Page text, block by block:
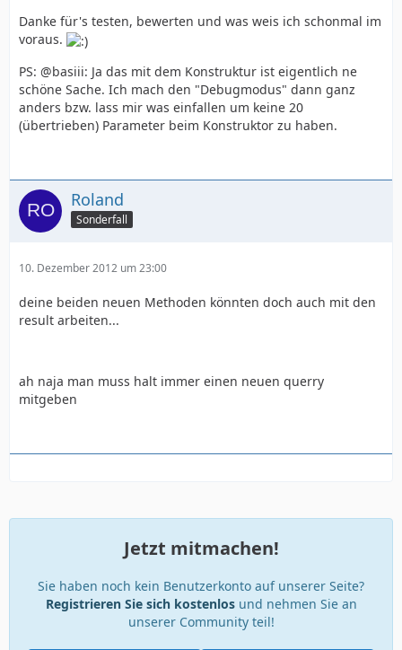
Danke für's testen, bewerten und was weis ich schonmal im
voraus.
PS: @basiii: Ja das mit dem Konstruktur ist eigentlich ne
schöne Sache. Ich mach den "Debugmodus" dann ganz
anders bzw. lass mir was einfallen um keine 20
(übertrieben) Parameter beim Konstruktor zu haben.
Roland
Sonderfall
10. Dezember 2012 um 23:00
deine beiden neuen Methoden könnten doch auch mit den
result arbeiten...
ah naja man muss halt immer einen neuen querry
mitgeben
Jetzt mitmachen!
Sie haben noch kein Benutzerkonto auf unserer Seite?
Registrieren Sie sich kostenlosund nehmen Sie an
unserer Community teil!